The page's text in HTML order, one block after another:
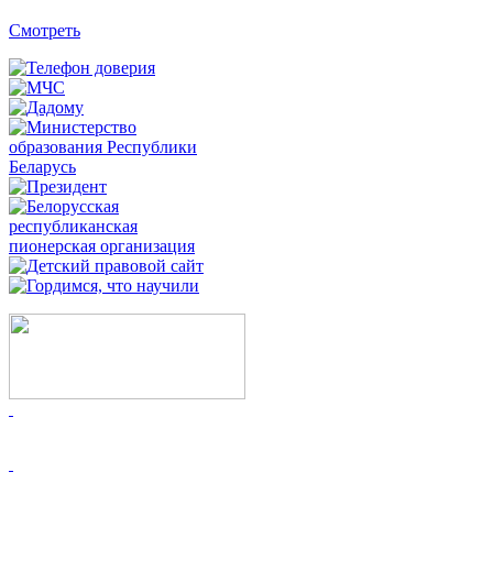
Смотреть